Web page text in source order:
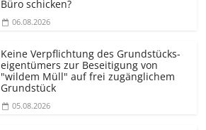
Büro schicken?
06.08.2026
Keine Verpflichtung des Grundstücks­
eigentümers zur Beseitigung von
"wildem Müll" auf frei zugänglichem
Grundstück
05.08.2026